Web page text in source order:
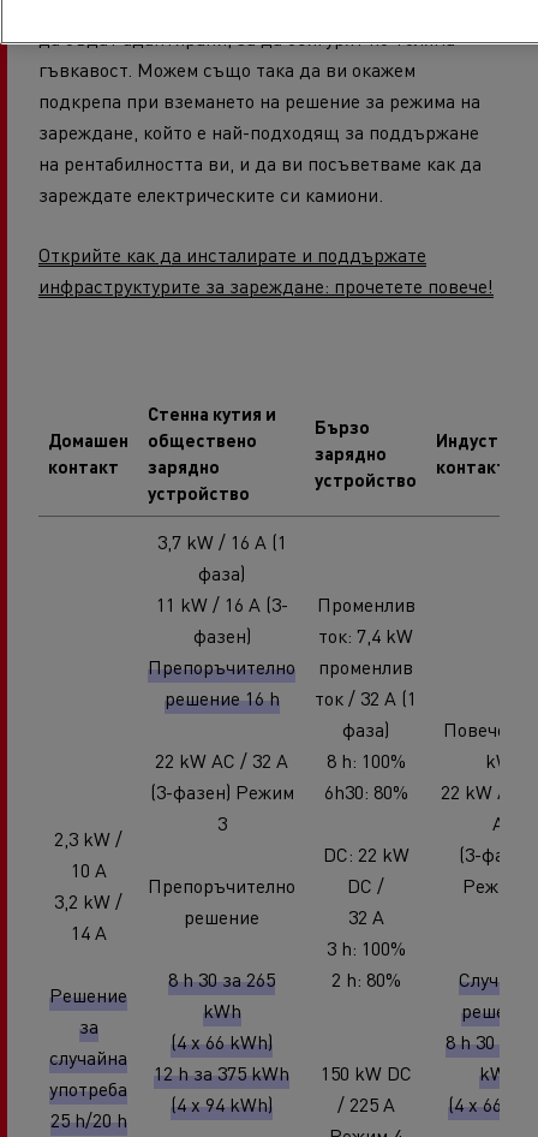
да бъдат адаптирани, за да осигурят по-голяма
гъвкавост. Можем също така да ви окажем
подкрепа при вземането на решение за режима на
зареждане, който е най-подходящ за поддържане
на рентабилността ви, и да ви посъветваме как да
зареждате електрическите си камиони.
Открийте как да инсталирате и поддържате
инфраструктурите за зареждане: прочетете повече!
Домашен
контакт
Стенна кутия и
обществено
зарядно
устройство
Бързо
зарядно
устройство
контакт
2,3 kW /
10 A
3,2 kW /
14 A
Решение
за
случайна
употреба
25 h/20 h
3,7 kW / 16 A (1
фаза)
11 kW / 16 A (3-
фазен)
Препоръчително
решение 16 h
22 kW AC / 32 A
(3-фазен) Режим
3
Препоръчително
решение
8 h 30 за 265
kWh
(4 x 66 kWh)
12 h за 375 kWh
(4 x 94 kWh)
Променлив
ток: 7,4 kW
променлив
ток / 32 A (1
фаза)
8 h: 100%
6h30: 80%
DC: 22 kW
DC /
32 A
3 h: 100%
2 h: 80%
150 kW DC
/ 225 A
Повече от
kW
22 kW AC /
A
(3-фазен)
Режим 2
Случайно
решение
8 h 30 за
kWh
(4 x 66